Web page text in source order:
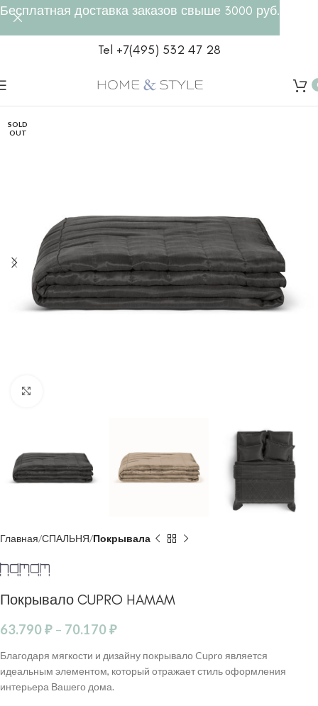
Tel +7(495) 532 47 28
SOLD
OUT
Главная СПАЛЬНЯ Покрывала
Покрывало CUPRO HAMAM
63.790₽ – 70.170₽
Благодаря мягкости и дизайну покрывало Cupro является
идеальным элементом, который отражает стиль оформления
интерьера Вашего дома.
Бесплатная доставка заказов свыше 3000 руб.